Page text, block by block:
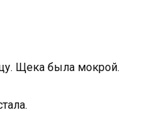
Щека была мокрой.